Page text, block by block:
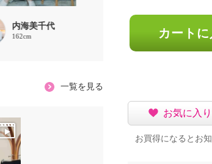
内海美千代
162cm
一覧を見る
カート
お気に入
お買得になるとお